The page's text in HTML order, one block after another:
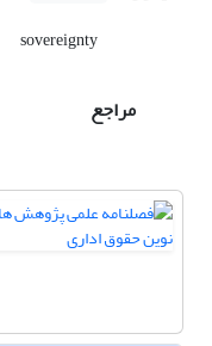
sovereignty
مراجع